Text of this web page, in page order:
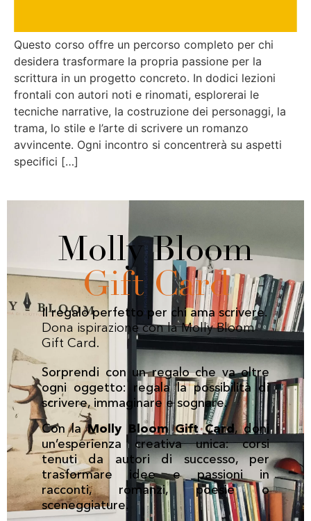
Questo corso offre un percorso completo per chi
desidera trasformare la propria passione per la
scrittura in un progetto concreto. In dodici lezioni
frontali con autori noti e rinomati, esplorerai le
tecniche narrative, la costruzione dei personaggi, la
trama, lo stile e l’arte di scrivere un romanzo
avvincente. Ogni incontro si concentrerà su aspetti
specifici […]
Molly Bloom
Gift Card
Il regalo perfetto per chi ama scrivere.
Dona ispirazione con la Molly Bloom
Gift Card.
Sorprendi con un regalo che va oltre
ogni oggetto: regala la possibilità di
scrivere, immaginare e sognare.
Con laMolly Bloom Gift Card, doni
un’esperienza creativa unica: corsi
tenuti da autori di successo, per
trasformare idee e passioni in
racconti, romanzi, poesie o
sceneggiature.